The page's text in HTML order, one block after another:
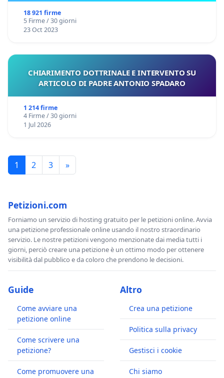
18 921 firme
5 Firme / 30 giorni
23 Oct 2023
CHIARIMENTO DOTTRINALE E INTERVENTO SU
ARTICOLO DI PADRE ANTONIO SPADARO
1 214 firme
4 Firme / 30 giorni
1 Jul 2026
1 2 3 »
Petizioni.com
Forniamo un servizio di hosting gratuito per le petizioni online. Avvia
una petizione professionale online usando il nostro straordinario
servizio. Le nostre petizioni vengono menzionate dai media tutti i
giorni, perciò creare una petizione è un ottimo modo per ottenere
visibilità dal pubblico e da coloro che prendono le decisioni.
Guide
Come avviare una
petizione online
Come scrivere una
petizione?
Come promuovere una
Altro
Crea una petizione
Politica sulla privacy
Gestisci i cookie
Chi siamo